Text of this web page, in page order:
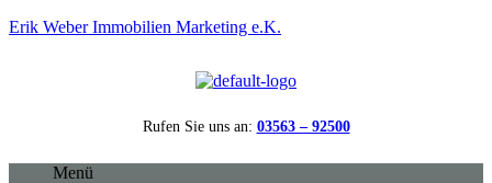
Erik Weber Immobilien Marketing e.K.
Rufen Sie uns an: 03563 – 92500
Menü